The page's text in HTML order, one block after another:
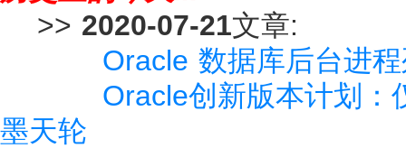
>> 2020-07-21文章:
Oracle 数据库后台进
Oracle创新版本计划：
墨天轮